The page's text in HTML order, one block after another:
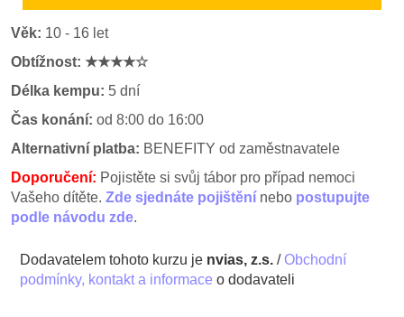
Věk: 10 - 16 let
Obtížnost: ★★★★☆
Délka kempu: 5 dní
Čas konání: od 8:00 do 16:00
Alternativní platba: BENEFITY od zaměstnavatele
Doporučení: Pojistěte si svůj tábor pro případ nemoci
Vašeho dítěte. Zde sjednáte pojištěnínebo postupujte
podle návodu zde.
Dodavatelem tohoto kurzu je nvias, z.s./Obchodní
podmínky, kontakt a informace o dodavateli